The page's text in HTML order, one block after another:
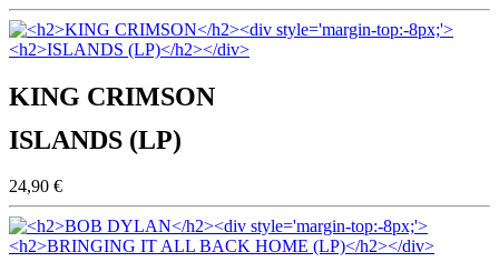
KING CRIMSON
ISLANDS (LP)
24,90 €